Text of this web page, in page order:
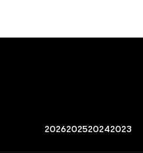
2026202520242023